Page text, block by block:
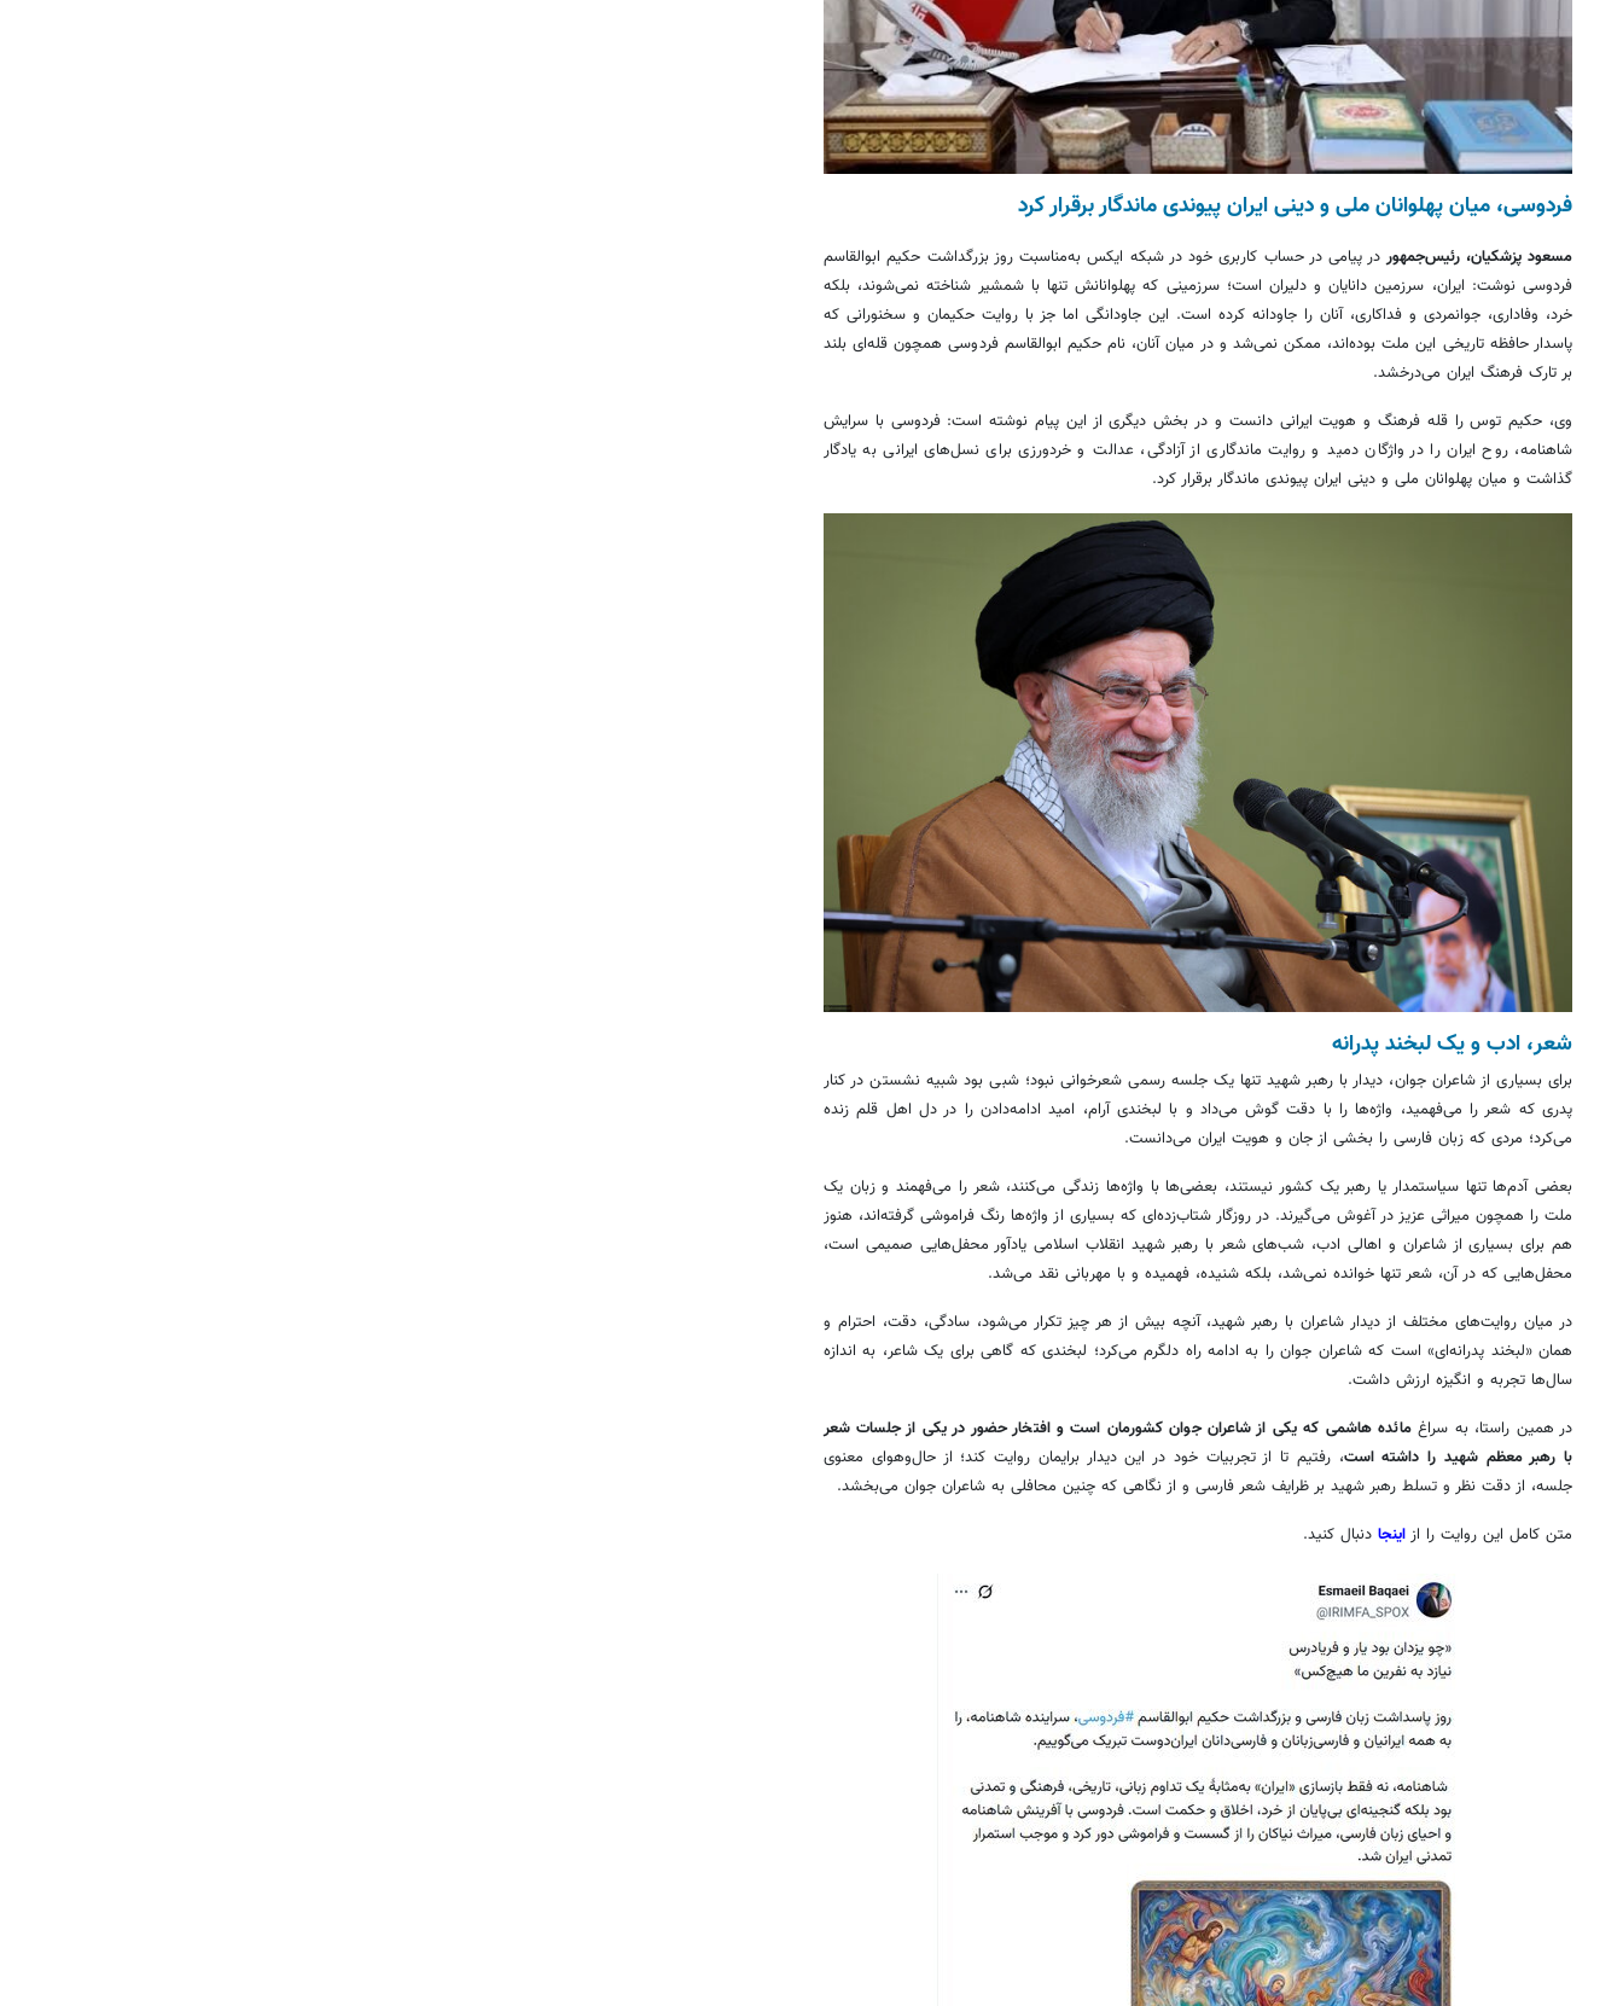
فردوسی، میان پهلوانان ملی و دینی ایران پیوندی ماندگار برقرار کرد
مسعود پزشکیان، رئیس‌جمهور در پیامی در حساب کاربری خود در شبکه ایکس به‌مناسبت روز بزرگداشت حکیم ابوالقاسم
فردوسی نوشت: ایران، سرزمین دانایان و دلیران است؛ سرزمینی که پهلوانانش تنها با شمشیر شناخته نمی‌شوند، بلکه
خرد، وفاداری، جوانمردی و فداکاری، آنان را جاودانه کرده است. این جاودانگی اما جز با روایت حکیمان و سخنورانی که
پاسدار حافظه تاریخی این ملت بوده‌اند، ممکن نمی‌شد و در میان آنان، نام حکیم ابوالقاسم فردوسی همچون قله‌ای بلند
بر تارک فرهنگ ایران می‌درخشد.
وی، حکیم توس را قله فرهنگ و هویت ایرانی دانست و در بخش دیگری از این پیام نوشته است: فردوسی با سرایش
شاهنامه، روح ایران را در واژگان دمید و روایت ماندگاری از آزادگی، عدالت و خردورزی برای نسل‌های ایرانی به یادگار
گذاشت و میان پهلوانان ملی و دینی ایران پیوندی ماندگار برقرار کرد.
شعر، ادب و یک لبخند پدرانه
برای بسیاری از شاعران جوان، دیدار با رهبر شهید تنها یک جلسه رسمی شعرخوانی نبود؛ شبی بود شبیه نشستن در کنار
پدری که شعر را می‌فهمید، واژه‌ها را با دقت گوش می‌داد و با لبخندی آرام، امید ادامه‌دادن را در دل اهل قلم زنده
می‌کرد؛ مردی که زبان فارسی را بخشی از جان و هویت ایران می‌دانست.
بعضی آدم‌ها تنها سیاستمدار یا رهبر یک کشور نیستند، بعضی‌ها با واژه‌ها زندگی می‌کنند، شعر را می‌فهمند و زبان یک
ملت را همچون میراثی عزیز در آغوش می‌گیرند. در روزگار شتاب‌زده‌ای که بسیاری از واژه‌ها رنگ فراموشی گرفته‌اند، هنوز
هم برای بسیاری از شاعران و اهالی ادب، شب‌های شعر با رهبر شهید انقلاب اسلامی یادآور محفل‌هایی صمیمی است،
محفل‌هایی که در آن، شعر تنها خوانده نمی‌شد، بلکه شنیده، فهمیده و با مهربانی نقد می‌شد.
در میان روایت‌های مختلف از دیدار شاعران با رهبر شهید، آنچه بیش از هر چیز تکرار می‌شود، سادگی، دقت، احترام و
همان «لبخند پدرانه‌ای» است که شاعران جوان را به ادامه راه دلگرم می‌کرد؛ لبخندی که گاهی برای یک شاعر، به اندازه
سال‌ها تجربه و انگیزه ارزش داشت.
در همین راستا، به سراغمائده هاشمی که یکی از شاعران جوان کشورمان است و افتخار حضور در یکی از جلسات شعر
با رهبر معظم شهید را داشته است، رفتیم تا از تجربیات خود در این دیدار برایمان روایت کند؛ از حال‌وهوای معنوی
جلسه، از دقت نظر و تسلط رهبر شهید بر ظرایف شعر فارسی و از نگاهی که چنین محافلی به شاعران جوان می‌بخشد.
متن کامل این روایت را از اینجا دنبال کنید.